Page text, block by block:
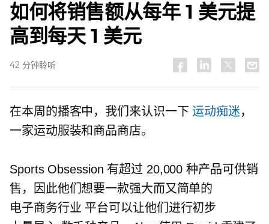
如何将销售额从每年 1 美元提
高到每天 1 美元
42 分钟聆听
在本周的播客中，我们来认识一下运动痴迷，
一家运动服装和商品商店。
Sports Obsession 有超过 20,000 种产品可供销
售，因此他们想要一款强大而又简单的
电子商务行业 平台可以让他们进行初步